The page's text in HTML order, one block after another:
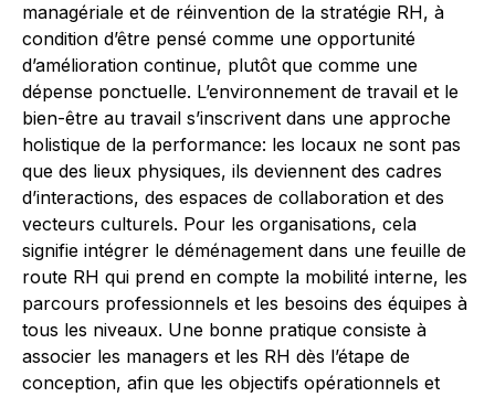
managériale et de réinvention de la stratégie RH, à
condition d’être pensé comme une opportunité
d’amélioration continue, plutôt que comme une
dépense ponctuelle. L’environnement de travail et le
bien-être au travail s’inscrivent dans une approche
holistique de la performance: les locaux ne sont pas
que des lieux physiques, ils deviennent des cadres
d’interactions, des espaces de collaboration et des
vecteurs culturels. Pour les organisations, cela
signifie intégrer le déménagement dans une feuille de
route RH qui prend en compte la mobilité interne, les
parcours professionnels et les besoins des équipes à
tous les niveaux. Une bonne pratique consiste à
associer les managers et les RH dès l’étape de
conception, afin que les objectifs opérationnels et